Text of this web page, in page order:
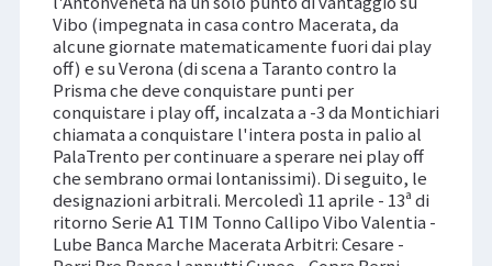
Vibo (impegnata in casa contro Macerata, da
alcune giornate matematicamente fuori dai play
off) e su Verona (di scena a Taranto contro la
Prisma che deve conquistare punti per
conquistare i play off, incalzata a -3 da Montichiari
chiamata a conquistare l'intera posta in palio al
PalaTrento per continuare a sperare nei play off
che sembrano ormai lontanissimi). Di seguito, le
designazioni arbitrali. Mercoledì 11 aprile - 13ª di
ritorno Serie A1 TIM Tonno Callipo Vibo Valentia -
Lube Banca Marche Macerata Arbitri: Cesare -